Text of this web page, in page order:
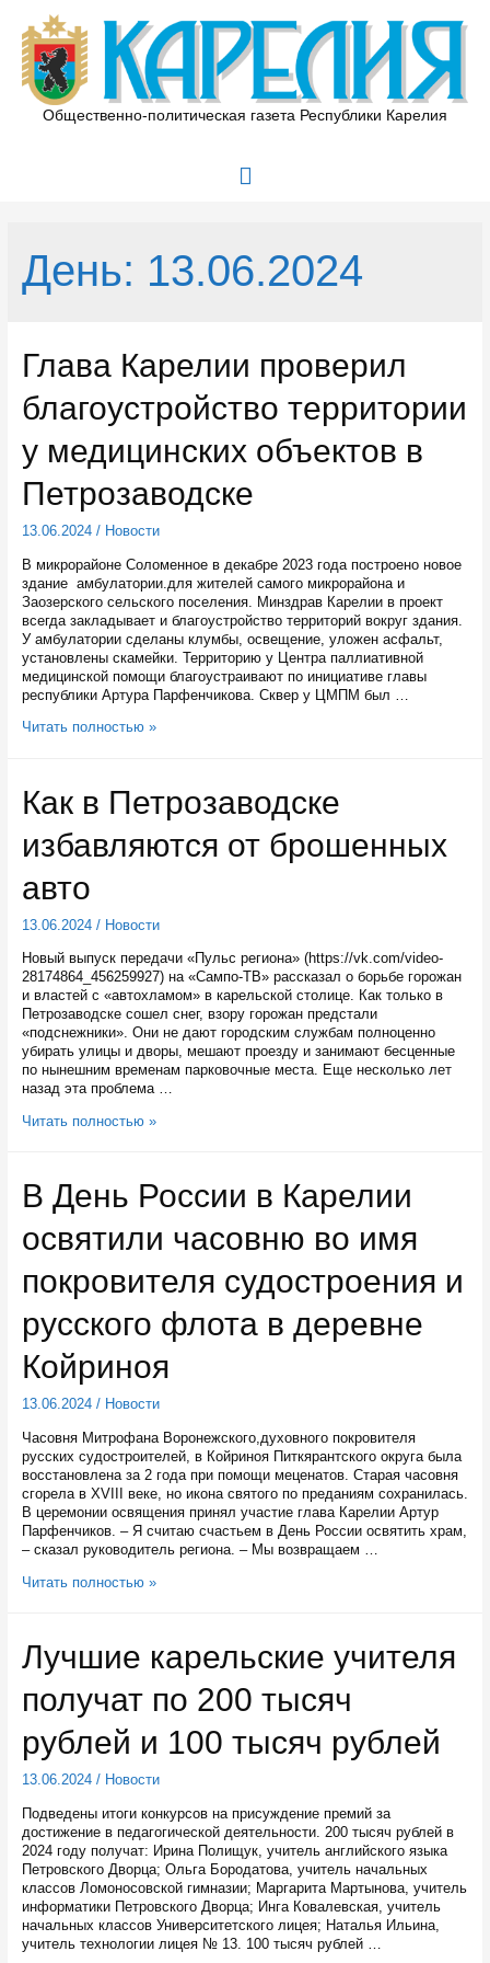
содержимому
Общественно-политическая газета Республики Карелия
Главное
День: 13.06.2024
Глава Карелии проверил
благоустройство территории
у медицинских объектов в
Петрозаводске
13.06.2024/ Новости
В микрорайоне Соломенное в декабре 2023 года построено новое
здание амбулатории.для жителей самого микрорайона и
Заозерского сельского поселения. Минздрав Карелии в проект
всегда закладывает и благоустройство территорий вокруг здания.
У амбулатории сделаны клумбы, освещение, уложен асфальт,
установлены скамейки. Территорию у Центра паллиативной
медицинской помощи благоустраивают по инициативе главы
республики Артура Парфенчикова. Сквер у ЦМПМ был …
Глава
территории
у
медицинских
объектов
Петрозаводске
Читать полностью »
Как в Петрозаводске
избавляются от брошенных
авто
13.06.2024/ Новости
Новый выпуск передачи «Пульс региона» (https://vk.com/video-
28174864_456259927) на «Сампо-ТВ» рассказал о борьбе горожан
и властей с «автохламом» в карельской столице. Как только в
Петрозаводске сошел снег, взору горожан предстали
«подснежники». Они не дают городским службам полноценно
убирать улицы и дворы, мешают проезду и занимают бесценные
по нынешним временам парковочные места. Еще несколько лет
назад эта проблема …
Как
от
брошенных
авто
Читать полностью »
В День России в Карелии
освятили часовню во имя
покровителя судостроения и
русского флота в деревне
Койриноя
13.06.2024/ Новости
Часовня Митрофана Воронежского,духовного покровителя
русских судостроителей, в Койриноя Питкярантского округа была
восстановлена за 2 года при помощи меценатов. Старая часовня
сгорела в XVIII веке, но икона святого по преданиям сохранилась.
В церемонии освящения принял участие глава Карелии Артур
Парфенчиков. – Я считаю счастьем в День России освятить храм,
– сказал руководитель региона. – Мы возвращаем …
В
Карелии
освятили
часовню
во
покровителя
и
русского
флота
в
деревне
Койриноя
Читать полностью »
Лучшие карельские учителя
получат по 200 тысяч
рублей и 100 тысяч рублей
13.06.2024/ Новости
Подведены итоги конкурсов на присуждение премий за
достижение в педагогической деятельности. 200 тысяч рублей в
2024 году получат: Ирина Полищук, учитель английского языка
Петровского Дворца; Ольга Бородатова, учитель начальных
классов Ломоносовской гимназии; Маргарита Мартынова, учитель
информатики Петровского Дворца; Инга Ковалевская, учитель
начальных классов Университетского лицея; Наталья Ильина,
учитель технологии лицея № 13. 100 тысяч рублей …